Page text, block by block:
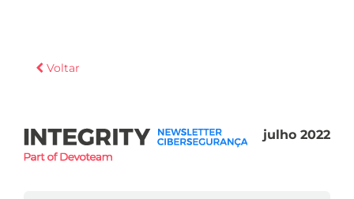
Voltar
julho 2022